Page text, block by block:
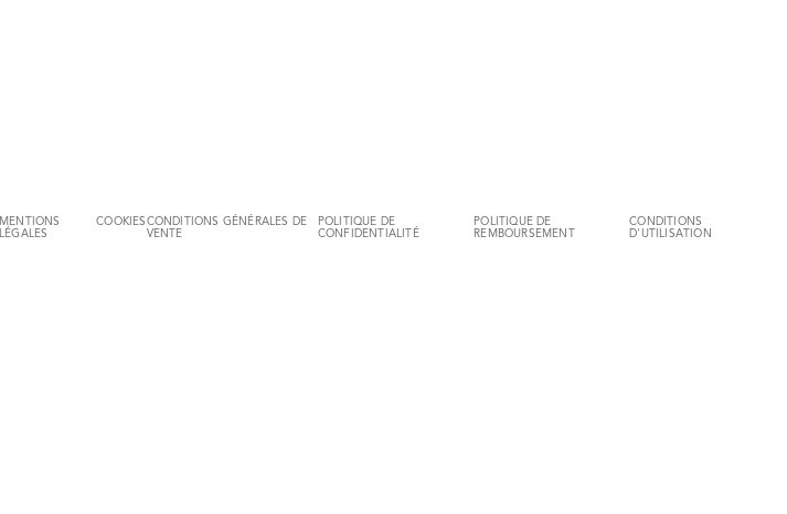
MENTIONS
LÉGALES
COOKIES CONDITIONS GÉNÉRALES DE
VENTE
POLITIQUE DE
CONFIDENTIALITÉ
POLITIQUE DE
REMBOURSEMENT
CONDITIONS
D'UTILISATION